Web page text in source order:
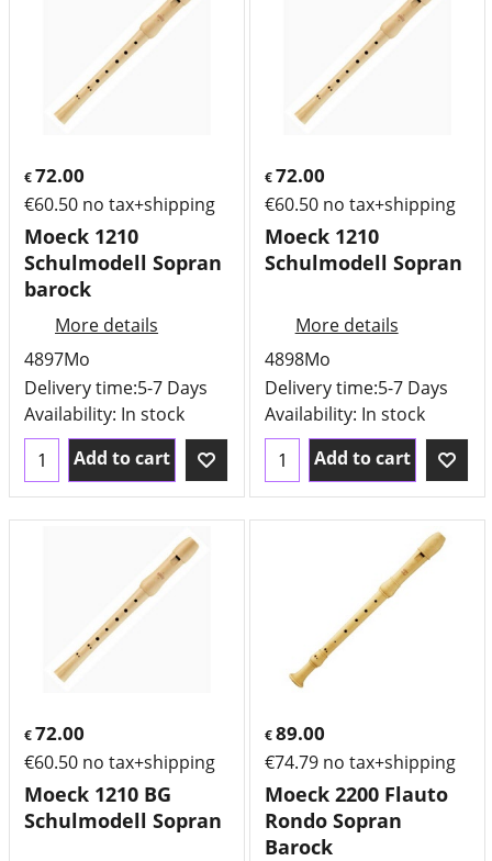
€72.00
€60.50 no tax+shipping
Moeck 1210
Schulmodell Sopran
barock
More details
4897Mo
Delivery time:5-7 Days
Availability: In stock
Add to cart
€72.00
€60.50 no tax+shipping
Moeck 1210
Schulmodell Sopran
More details
4898Mo
Delivery time:5-7 Days
Availability: In stock
Add to cart
€72.00
€60.50 no tax+shipping
Moeck 1210 BG
Schulmodell Sopran
€89.00
€74.79 no tax+shipping
Moeck 2200 Flauto
Rondo Sopran
Barock